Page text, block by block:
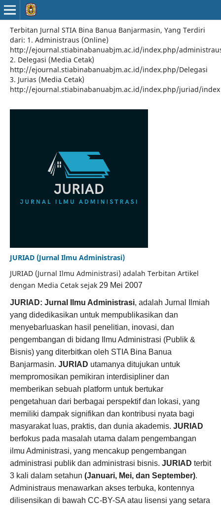
Terbitan Jurnal STIA Bina Banua Banjarmasin, Yang Terdiri
dari: 1. Administraus (Online)
http://ejournal.stiabinabanuabjm.ac.id/index.php/
2. Delegasi (Media Cetak)
http://ejournal.stiabinabanuabjm.ac.id/index.php/Delegasi
3. Jurias (Media Cetak)
http://ejournal.stiabinabanuabjm.ac.id/index.php/juriad/index
JURIAD (Jurnal Ilmu Administrasi)
JURIAD (Jurnal Ilmu Administrasi) adalah Terbitan Artikel
dengan Media Cetak sejak 29 Mei 2007
JURIAD: Jurnal Ilmu Administrasi, adalah Jurnal Ilmiah
yang didedikasikan untuk mempublikasikan dan
menyebarluaskan hasil penelitian, inovasi, dan
pengembangan di bidang Ilmu Administrasi (Publik &
Bisnis) yang diterbitkan oleh STIA Bina Banua
Banjarmasin. JURIAD utamanya ditujukan untuk
mempromosikan pemikiran interdisipliner dan
memberikan sebuah platform untuk bertukar
pengetahuan dari berbagai perspektif dan lokasi, yang
memiliki dampak signifikan dan kontribusi nyata bagi
masyarakat luas, praktis, dan dunia akademis. JURIAD
berfokus pada masalah utama dalam pengembangan
ilmu Administrasi, yang mencakup pengembangan
administrasi publik dan administrasi bisnis. JURIAD terbit
3 kali dalam setahun (Januari, Mei, dan September).
Administraus menawarkan akses terbuka, kontennya
dilisensikan di bawah CC-BY-SA atau lisensi yang setara